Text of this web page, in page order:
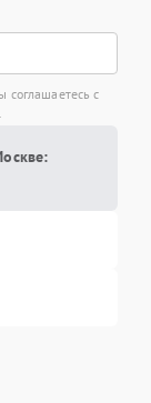
соглашаетесь с